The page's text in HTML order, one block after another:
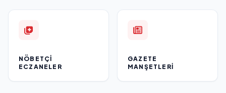
NÖBETÇI
ECZANELER
GAZETE
MANŞETLERI